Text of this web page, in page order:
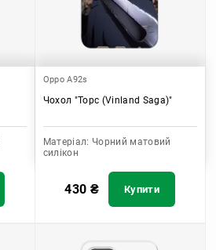
Oppo A92s
Чохол "Торс (Vinland Saga)"
Матеріал: Чорний матовий
силікон
430 ₴ Купити